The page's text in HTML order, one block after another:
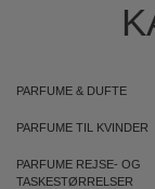
PARFUME & DUFTE
PARFUME TIL KVINDER
PARFUME REJSE- OG
TASKESTØRRELSER